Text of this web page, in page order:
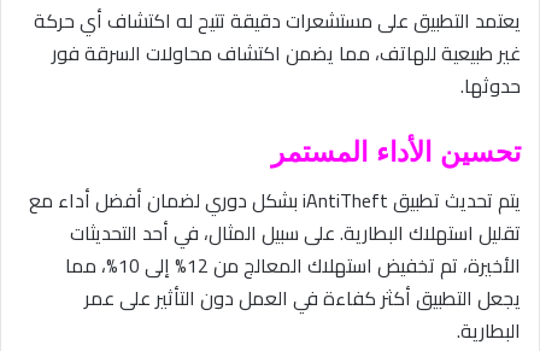
يعتمد التطبيق على مستشعرات دقيقة تتيح له اكتشاف أي حركة
غير طبيعية للهاتف، مما يضمن اكتشاف محاولات السرقة فور
حدوثها.
تحسين الأداء المستمر
يتم تحديث تطبيق iAntiTheft بشكل دوري لضمان أفضل أداء مع
تقليل استهلاك البطارية. على سبيل المثال، في أحد التحديثات
الأخيرة، تم تخفيض استهلاك المعالج من 12% إلى 10%، مما
يجعل التطبيق أكثر كفاءة في العمل دون التأثير على عمر
البطارية.